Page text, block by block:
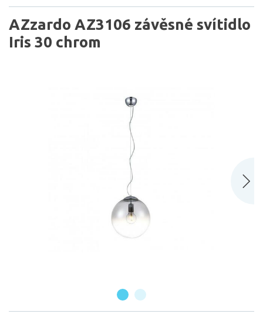
AZzardo AZ3106 závěsné svítidlo
Iris 30 chrom